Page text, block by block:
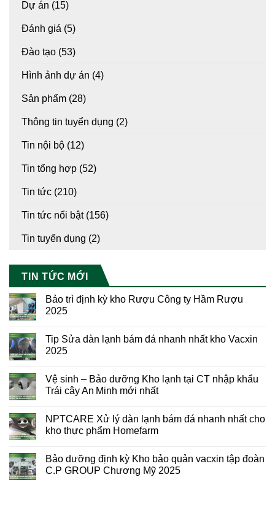
Dự án (15)
Đánh giá (5)
Đào tạo (53)
Hình ảnh dự án (4)
Sản phẩm (28)
Thông tin tuyển dụng (2)
Tin nội bộ (12)
Tin tổng hợp (52)
Tin tức (210)
Tin tức nổi bật(156)
Tin tuyển dụng (2)
TIN TỨC MỚI
Bảo trì định kỳ kho Rượu Công ty Hầm Rượu
2025
Tip Sửa dàn lạnh bám đá nhanh nhất kho Vacxin
2025
Vệ sinh – Bảo dưỡng Kho lạnh tại CT nhập khẩu
Trái cây An Minh mới nhất
NPTCARE Xử lý dàn lạnh bám đá nhanh nhất cho
kho thực phẩm Homefarm
Bảo dưỡng định kỳ Kho bảo quản vacxin tập đoàn
C.P GROUP Chương Mỹ 2025